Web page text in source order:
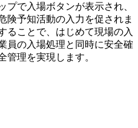
プで入場ボタンが表示され、
険予知活動の入力を促されま
ることで、はじめて現場の入
員の入場処理と同時に安全確
管理を実現します。